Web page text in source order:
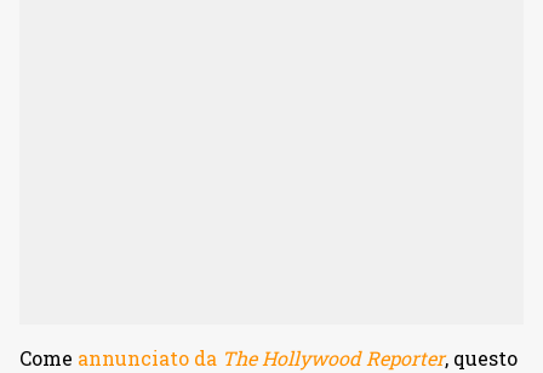
Come annunciato da The Hollywood Reporter, questo